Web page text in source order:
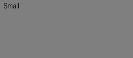
Small